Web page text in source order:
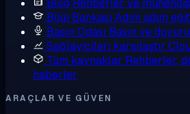
Blog Rehberler ve
Bilgi Bankası Adım adım
Basın Odası Basın ve
Sağlayıcıları karşılaştır
Tüm kaynaklar Rehberler,
haberler
ARAÇLAR VE GÜVEN